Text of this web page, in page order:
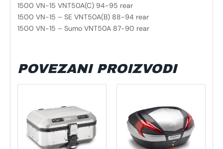
1500 VN-15 VNT50A(C) 94-95 rear
1500 VN-15 – SE VNT50A(B) 88-94 rear
1500 VN-15 – Sumo VNT50A 87-90 rear
POVEZANI PROIZVODI